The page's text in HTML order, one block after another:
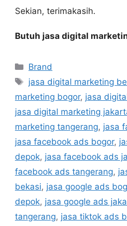
Sekian, terimakasih.
Butuh jasa digital
Brand
jasa digital marketing
marketing bogor, jasa
jasa digital marketing
marketing tangerang, jasa
jasa facebook ads bogor,
depok, jasa facebook ads
facebook ads tangerang,
bekasi, jasa google ads
depok, jasa google ads
tangerang, jasa tiktok ads